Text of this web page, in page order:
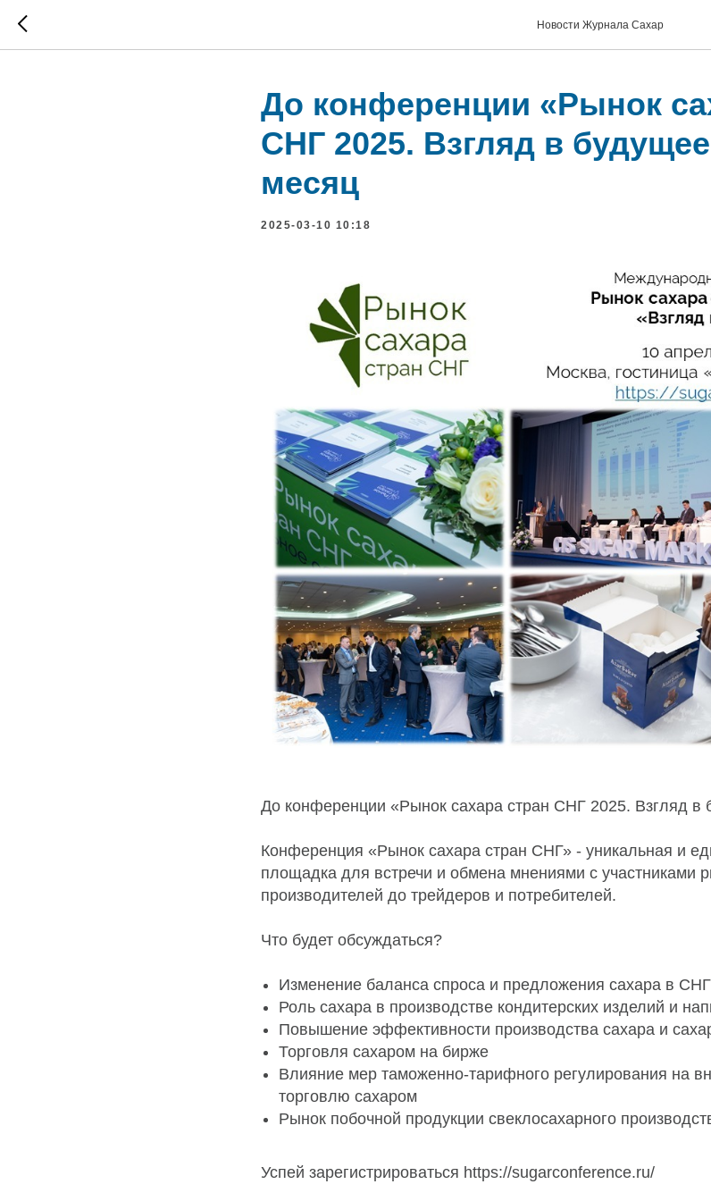
Новости Журнала Сахар
До конференции «Рынок
СНГ 2025. Взгляд в
месяц
2025-03-10 10:18
До конференции «Рынок сахара стран СНГ 2025. Взгляд в
Конференция «Рынок сахара стран СНГ» - уникальная и
площадка для встречи и обмена мнениями с участниками
производителей до трейдеров и потребителей.
Что будет обсуждаться?
Изменение баланса спроса и предложения сахара в
Роль сахара в производстве кондитерских изделий и
Повышение эффективности производства сахара и
Торговля сахаром на бирже
Влияние мер таможенно-тарифного регулирования на
торговлю сахаром
Рынок побочной продукции свеклосахарного
Успей зарегистрироваться https://sugarconference.ru/